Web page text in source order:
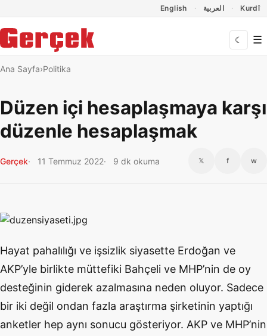
English العربية Kurdî
☾ ☰
Ana Sayfa Politika
Düzen içi hesaplaşmaya karşı
düzenle hesaplaşmak
Gerçek 11 Temmuz 2022 9 dk okuma 𝕏 f w
Hayat pahalılığı ve işsizlik siyasette Erdoğan ve
AKP’yle birlikte müttefiki Bahçeli ve MHP’nin de oy
desteğinin giderek azalmasına neden oluyor. Sadece
bir iki değil ondan fazla araştırma şirketinin yaptığı
anketler hep aynı sonucu gösteriyor. AKP ve MHP’nin